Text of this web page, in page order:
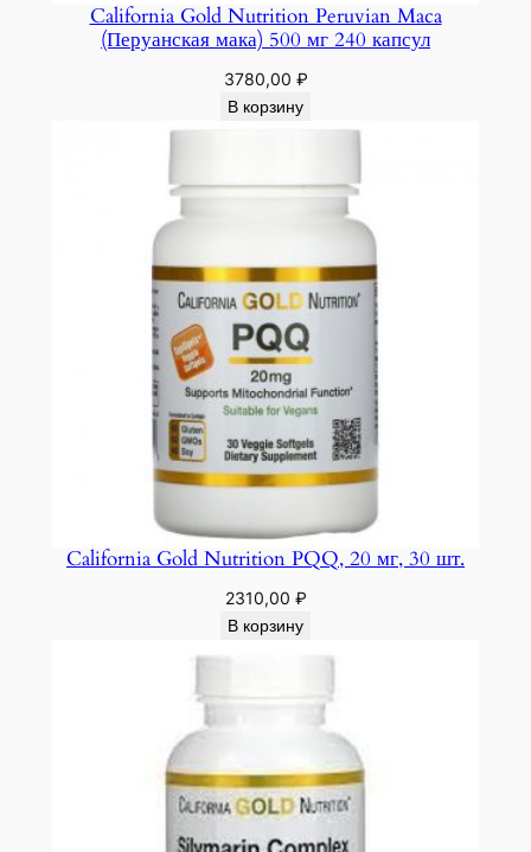
California Gold Nutrition Peruvian Maca
(Перуанская мака) 500 мг 240 капсул
3780,00 ₽
В корзину
California Gold Nutrition PQQ, 20 мг, 30 шт.
2310,00 ₽
В корзину